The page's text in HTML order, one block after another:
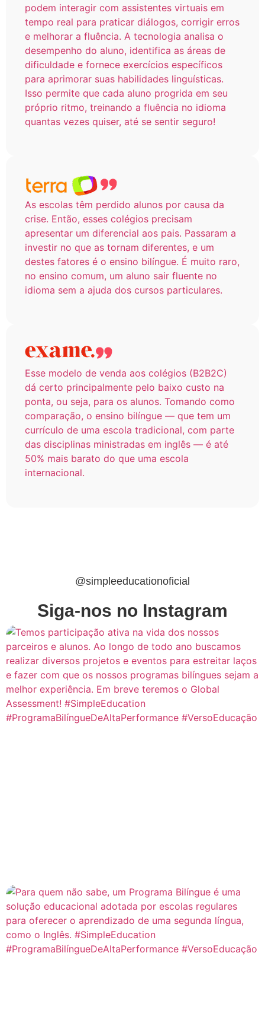
podem interagir com assistentes virtuais em
tempo real para praticar diálogos, corrigir erros
e melhorar a fluência. A tecnologia analisa o
desempenho do aluno, identifica as áreas de
dificuldade e fornece exercícios específicos
para aprimorar suas habilidades linguísticas.
Isso permite que cada aluno progrida em seu
próprio ritmo, treinando a fluência no idioma
quantas vezes quiser, até se sentir seguro!
As escolas têm perdido alunos por causa da
crise. Então, esses colégios precisam
apresentar um diferencial aos pais. Passaram a
investir no que as tornam diferentes, e um
destes fatores é o ensino bilíngue. É muito raro,
no ensino comum, um aluno sair fluente no
idioma sem a ajuda dos cursos particulares.
Esse modelo de venda aos colégios (B2B2C)
dá certo principalmente pelo baixo custo na
ponta, ou seja, para os alunos. Tomando como
comparação, o ensino bilíngue — que tem um
currículo de uma escola tradicional, com parte
das disciplinas ministradas em inglês — é até
50% mais barato do que uma escola
internacional.
@simpleeducationoficial
Siga-nos no Instagram